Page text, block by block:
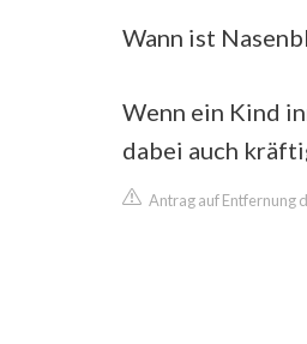
Wann ist
Wenn ein Kind
dabei auch
Antrag auf Entfernung